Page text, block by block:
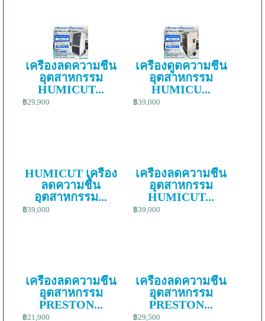
เครื่องลดความชื้น
อุตสาหกรรม
HUMICUT...
฿29,900
เครื่องดูดความชื้น
อุตสาหกรรม
HUMICU...
฿39,000
HUMICUT เครื่อง
ลดความชื้น
อุตสาหกรรม...
฿39,000
เครื่องลดความชื้น
อุตสาหกรรม
HUMICUT...
฿39,000
เครื่องลดความชื้น
อุตสาหกรรม
PRESTON...
฿21,900
เครื่องลดความชื้น
อุตสาหกรรม
PRESTON...
฿29,500